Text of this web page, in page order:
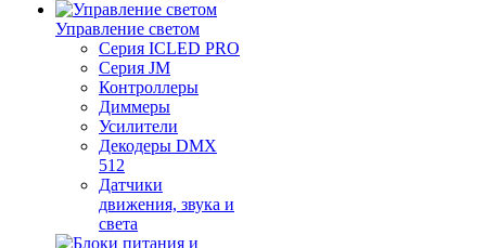
Управление светом
Серия ICLED PRO
Серия JM
Контроллеры
Диммеры
Усилители
Декодеры DMX
512
Датчики
движения, звука и
света